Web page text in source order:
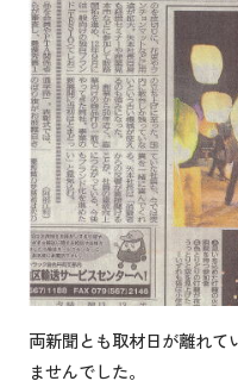
両新聞とも取材日が離れて
ませんでした。